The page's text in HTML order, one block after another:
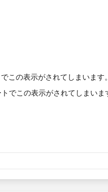
この表示がされてしまいます。